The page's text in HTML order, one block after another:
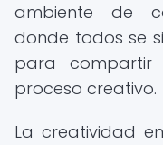
ambiente de
donde todos se
para
proceso creativo.
La creatividad